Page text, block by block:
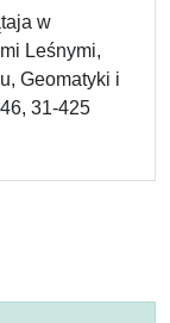
w
Leśnymi,
Geomatyki i
31-425